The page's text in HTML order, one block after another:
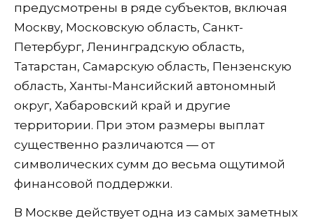
предусмотрены в ряде субъектов, включая
Москву, Московскую область, Санкт-
Петербург, Ленинградскую область,
Татарстан, Самарскую область, Пензенскую
область, Ханты-Мансийский автономный
округ, Хабаровский край и другие
территории. При этом размеры выплат
существенно различаются — от
символических сумм до весьма ощутимой
финансовой поддержки.
В Москве действует одна из самых заметных